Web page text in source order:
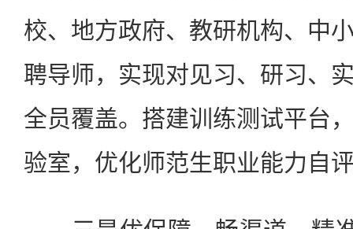
校、地方政府、教研机构、中
聘导师，实现对见习、研习、
全员覆盖。搭建训练测试平台
验室，优化师范生职业能力自